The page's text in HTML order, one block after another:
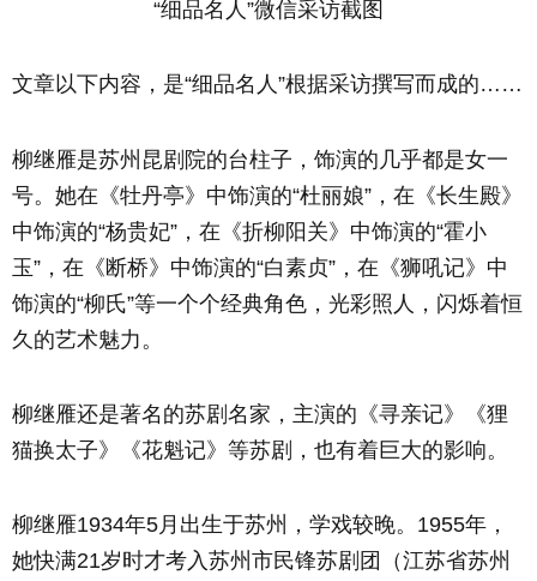
“细品名人”微信采访截图
文章以下内容，是“细品名人”根据采访撰写而成的……
柳继雁是苏州昆剧院的台柱子，饰演的几乎都是女一
号。她在《牡丹亭》中饰演的“杜丽娘”，在《长生殿》
中饰演的“杨贵妃”，在《折柳阳关》中饰演的“霍小
玉”，在《断桥》中饰演的“白素贞”，在《狮吼记》中
饰演的“柳氏”等一个个经典角色，光彩照人，闪烁着恒
久的艺术魅力。
柳继雁还是著名的苏剧名家，主演的《寻亲记》《狸
猫换太子》《花魁记》等苏剧，也有着巨大的影响。
柳继雁1934年5月出生于苏州，学戏较晚。1955年，
她快满21岁时才考入苏州市民锋苏剧团（江苏省苏州